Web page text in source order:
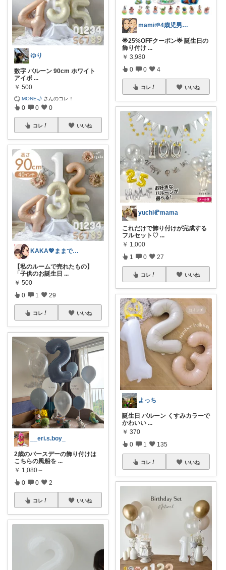
ゆり
数字 バルーン 90cm ホワイト
アイボ ...
￥ 500
MONE🌙 さんのコレ！
0 0 0
コレ いいね
KAKA💖ままでもキレイでいたい
【私のルームで売れたもの】
「子供のお誕生日 ...
￥ 500
0 1 29
コレ いいね
__eri.s.boy_
2歳のバースデーの飾り付けは
こちらの風船を ...
￥ 1,080～
0 0 2
コレ いいね
mami🌱4歳児男の子のママ🌿
🌟25%OFFクーポン🌟 誕生日の
飾り付け ...
￥ 3,980
0 0 4
コレ いいね
yuchi🥐mama
これだけで飾り付けが完成する
フルセット♡ ...
￥ 1,000
1 0 27
コレ いいね
よっち
誕生日 バルーン くすみカラーで
かわいい ...
￥ 370
0 1 135
コレ いいね